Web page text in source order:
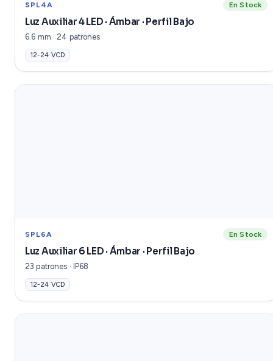
SPL4A En Stock
Luz Auxiliar 4 LED · Ámbar · Perfil Bajo
6.6 mm · 24 patrones
12-24 VCD
SPL6A En Stock
Luz Auxiliar 6 LED · Ámbar · Perfil Bajo
23 patrones · IP68
12-24 VCD